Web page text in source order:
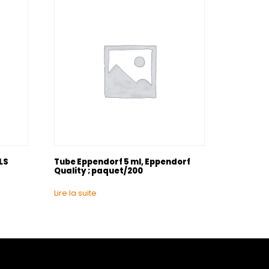
Tube Eppendorf 5 ml, Eppendorf
Quality ; paquet/200
Lire la suite